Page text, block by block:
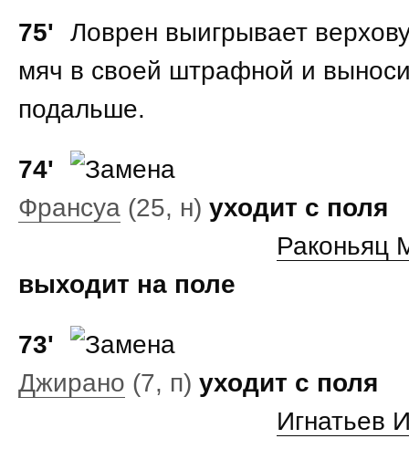
75'
Ловрен выигрывает
мяч в своей штрафной и
подальше.
74'
Франсуа (25, н) уходит с поля
Раконьяц
выходит на поле
73'
Джирано (7, п) уходит с поля
Игнатьев